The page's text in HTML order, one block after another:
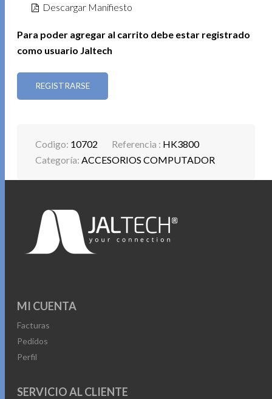
Descargar Manifiesto
Para poder agregar al carrito debe estar registrado
como usuario Jaltech
REGISTRARSE
Codigo: 10702 Referencia : HK3800
Categoría: ACCESORIOS COMPUTADOR
MI CUENTA
Facturas
Pedidos
Perfil
SERVICIO AL CLIENTE